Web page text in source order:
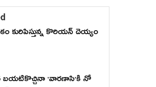
కురిపిస్తున్న కొరియన్ దెయ్యం
బయటికొచ్చినా 'వారణాసి'కి నో